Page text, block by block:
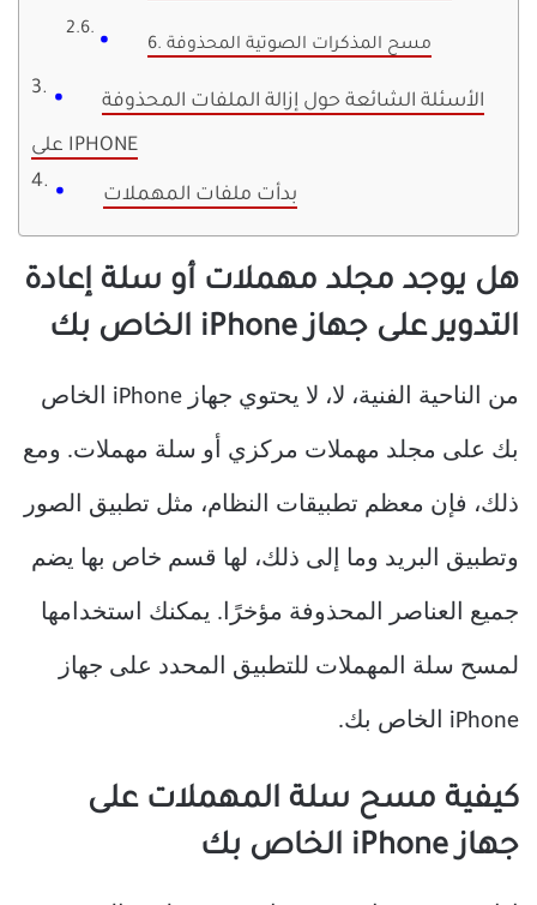
6. مسح المذكرات الصوتية المحذوفة
الأسئلة الشائعة حول إزالة الملفات المحذوفة
على IPHONE
بدأت ملفات المهملات
هل يوجد مجلد مهملات أو سلة إعادة
التدوير على جهاز iPhone الخاص بك
من الناحية الفنية، لا، لا يحتوي جهاز iPhone الخاص
بك على مجلد مهملات مركزي أو سلة مهملات. ومع
ذلك، فإن معظم تطبيقات النظام، مثل تطبيق الصور
وتطبيق البريد وما إلى ذلك، لها قسم خاص بها يضم
جميع العناصر المحذوفة مؤخرًا. يمكنك استخدامها
لمسح سلة المهملات للتطبيق المحدد على جهاز
iPhone الخاص بك.
كيفية مسح سلة المهملات على
جهاز iPhone الخاص بك